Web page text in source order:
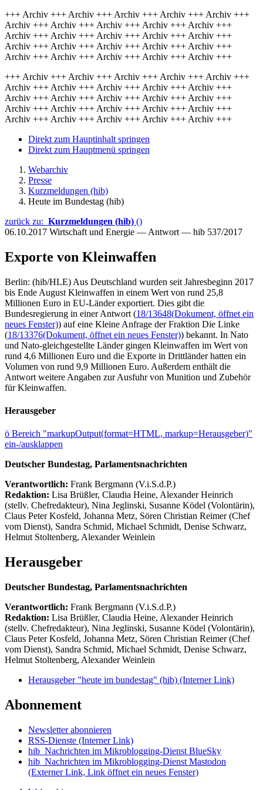
+++ Archiv +++ Archiv +++ Archiv +++ Archiv +++ Archiv +++
Archiv +++ Archiv +++ Archiv +++ Archiv +++ Archiv +++
Archiv +++ Archiv +++ Archiv +++ Archiv +++ Archiv +++
Archiv +++ Archiv +++ Archiv +++ Archiv +++ Archiv +++
Archiv +++ Archiv +++ Archiv +++ Archiv +++ Archiv +++
+++ Archiv +++ Archiv +++ Archiv +++ Archiv +++ Archiv +++
Archiv +++ Archiv +++ Archiv +++ Archiv +++ Archiv +++
Archiv +++ Archiv +++ Archiv +++ Archiv +++ Archiv +++
Archiv +++ Archiv +++ Archiv +++ Archiv +++ Archiv +++
Archiv +++ Archiv +++ Archiv +++ Archiv +++ Archiv +++
Direkt zum Hauptinhalt springen
Direkt zum Hauptmenü springen
Webarchiv
Presse
Kurzmeldungen (hib)
Heute im Bundestag (hib)
zurück zu: Kurzmeldungen (hib) ()
06.10.2017 Wirtschaft und Energie — Antwort — hib 537/2017
Exporte von Kleinwaffen
Berlin: (hib/HLE) Aus Deutschland wurden seit Jahresbeginn 2017
bis Ende August Kleinwaffen in einem Wert von rund 25,8
Millionen Euro in EU-Länder exportiert. Dies gibt die
Bundesregierung in einer Antwort (18/13648(Dokument, öffnet ein
neues Fenster)) auf eine Kleine Anfrage der Fraktion Die Linke
(18/13376(Dokument, öffnet ein neues Fenster)) bekannt. In Nato
und Nato-gleichgestellte Länder gingen Kleinwaffen im Wert von
rund 4,6 Millionen Euro und die Exporte in Drittländer hatten ein
Volumen von rund 9,9 Millionen Euro. Außerdem enthält die
Antwort weitere Angaben zur Ausfuhr von Munition und Zubehör
für Kleinwaffen.
Herausgeber
ö Bereich "markupOutput(format=HTML, markup=Herausgeber)"
ein-/ausklappen
Deutscher Bundestag, Parlamentsnachrichten
Verantwortlich: Frank Bergmann (V.i.S.d.P.)
Redaktion: Lisa Brüßler, Claudia Heine, Alexander Heinrich
(stellv. Chefredakteur), Nina Jeglinski, Susanne Ködel (Volontärin),
Claus Peter Kosfeld, Johanna Metz, Sören Christian Reimer (Chef
vom Dienst), Sandra Schmid, Michael Schmidt, Denise Schwarz,
Helmut Stoltenberg, Alexander Weinlein
Herausgeber
Deutscher Bundestag, Parlamentsnachrichten
Verantwortlich: Frank Bergmann (V.i.S.d.P.)
Redaktion: Lisa Brüßler, Claudia Heine, Alexander Heinrich
(stellv. Chefredakteur), Nina Jeglinski, Susanne Ködel (Volontärin),
Claus Peter Kosfeld, Johanna Metz, Sören Christian Reimer (Chef
vom Dienst), Sandra Schmid, Michael Schmidt, Denise Schwarz,
Helmut Stoltenberg, Alexander Weinlein
Herausgeber "heute im bundestag" (hib) (Interner Link)
Abonnement
Newsletter abonnieren
RSS-Dienste (Interner Link)
hib_Nachrichten im Mikroblogging-Dienst BlueSky
hib_Nachrichten im Mikroblogging-Dienst Mastodon
(Externer Link, Link öffnet ein neues Fenster)